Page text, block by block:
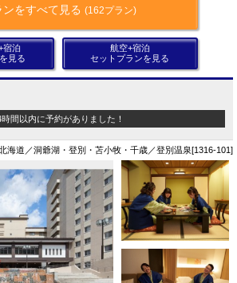
ンをすべて見る (162プラン)
宿泊
見る
航空+宿泊
セットプランを見る
時間以内に予約がありました！
海道／洞爺湖・登別・苫小牧・千歳／登別温泉[1316-101]